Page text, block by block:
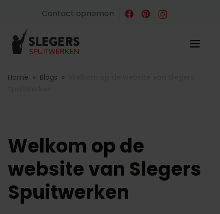
Contact opnemen
Home » Blogs »
Welkom op de
website van Slegers
Spuitwerken